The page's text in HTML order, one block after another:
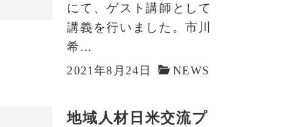
にて、ゲスト講師として
講義を行いました。市川
希...
2021年8月24日 NEWS
地域人材日米交流プ